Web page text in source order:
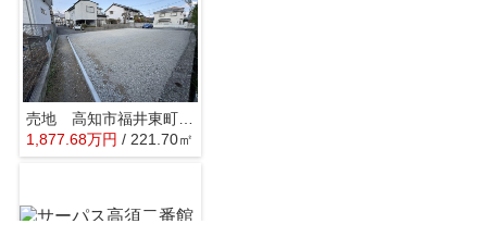
サンプラザ 新鮮館 鴨部
売地 高知市福井東町 ＠28
1,877.68万円 / 221.70㎡